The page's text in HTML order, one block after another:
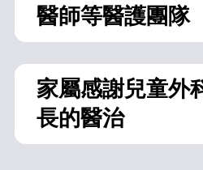
醫師等醫護團隊
家屬感謝兒童外
長的醫治